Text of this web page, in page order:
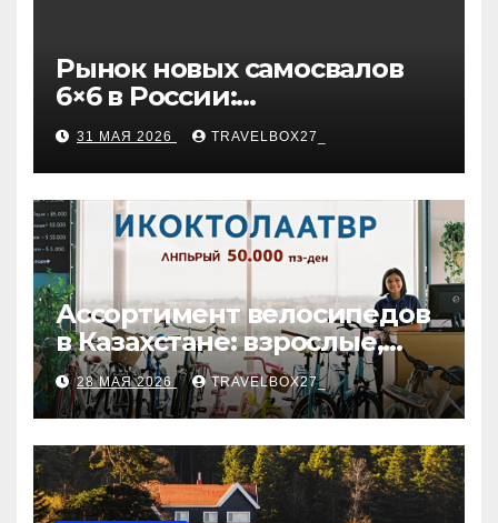
Рынок новых самосвалов
6×6 в России:
характеристики и цены
31 МАЯ 2026 TRAVELBOX27_
Ассортимент велосипедов
в Казахстане: взрослые,
детские и городские
модели, ценовые
категории и варианты
рассрочки
28 МАЯ 2026 TRAVELBOX27_